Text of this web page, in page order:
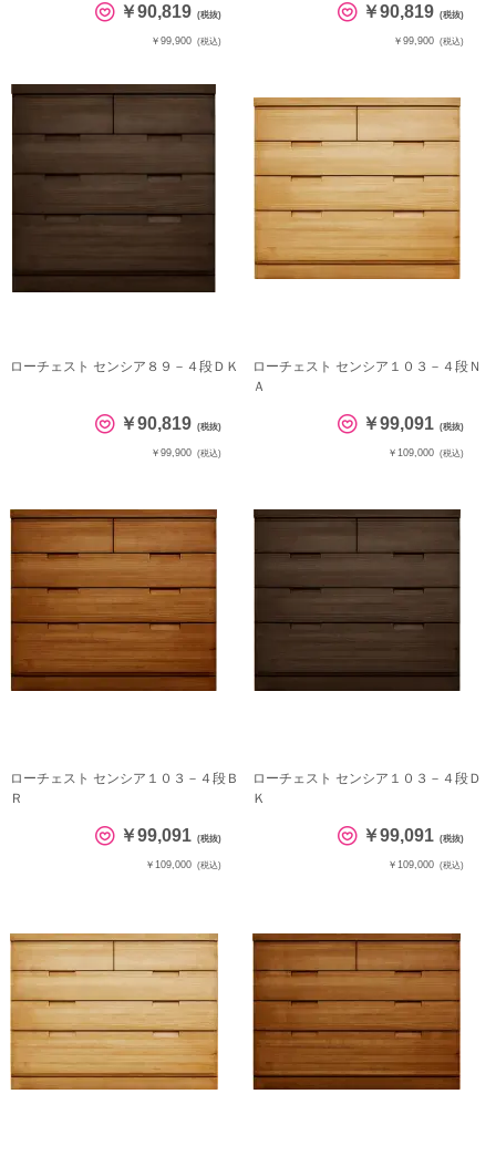
￥90,819 (税抜)
￥99,900 (税込)
￥90,819 (税抜)
￥99,900 (税込)
ローチェスト センシア８９－４段ＤＫ
￥90,819 (税抜)
￥99,900 (税込)
ローチェスト センシア１０３－４段Ｎ
Ａ
￥99,091 (税抜)
￥109,000 (税込)
ローチェスト センシア１０３－４段Ｂ
Ｒ
￥99,091 (税抜)
￥109,000 (税込)
ローチェスト センシア１０３－４段Ｄ
Ｋ
￥99,091 (税抜)
￥109,000 (税込)